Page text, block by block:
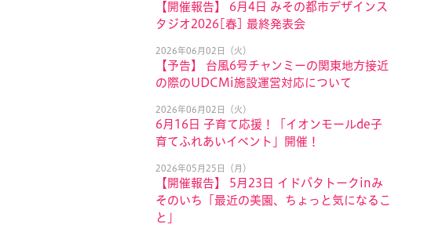
【開催報告】 6月4日 みその都市デザインス
タジオ2026[春] 最終発表会
2026年06月02日（火）
【予告】 台風6号チャンミーの関東地方接近
の際のUDCMi施設運営対応について
2026年06月02日（火）
6月16日 子育て応援！「イオンモールde子
育てふれあいイベント」開催！
2026年05月25日（月）
【開催報告】 5月23日 イドバタトークinみ
そのいち「最近の美園、ちょっと気になるこ
と」